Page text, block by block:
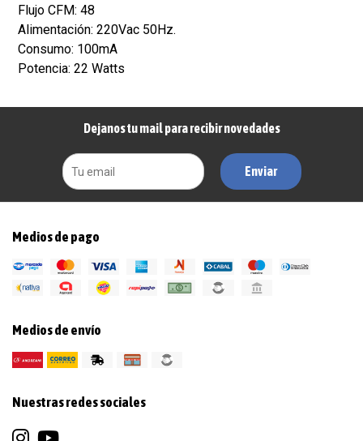
Flujo CFM: 48
Alimentación: 220Vac 50Hz.
Consumo: 100mA
Potencia: 22 Watts
Dejanos tu mail para recibir novedades
Enviar
Medios de pago
Medios de envío
Nuestras redes sociales